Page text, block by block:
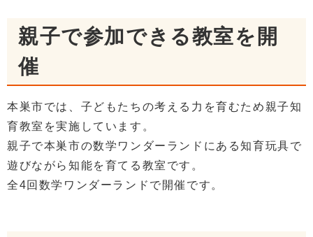
親子で参加できる教室を開
催
本巣市では、子どもたちの考える力を育むため親子知
育教室を実施しています。
親子で本巣市の数学ワンダーランドにある知育玩具で
遊びながら知能を育てる教室です。
全4回数学ワンダーランドで開催です。